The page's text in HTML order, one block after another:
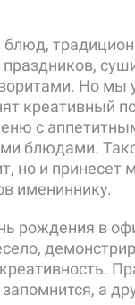
блюд,
Но мы
креативный
с
блюдами.
но и принесет
имениннику.
рождения в
а